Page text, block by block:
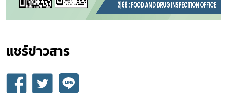
แชร์ข่าวสาร​
เลือกหัวข้อที่ท่านต้องการ Subscribe